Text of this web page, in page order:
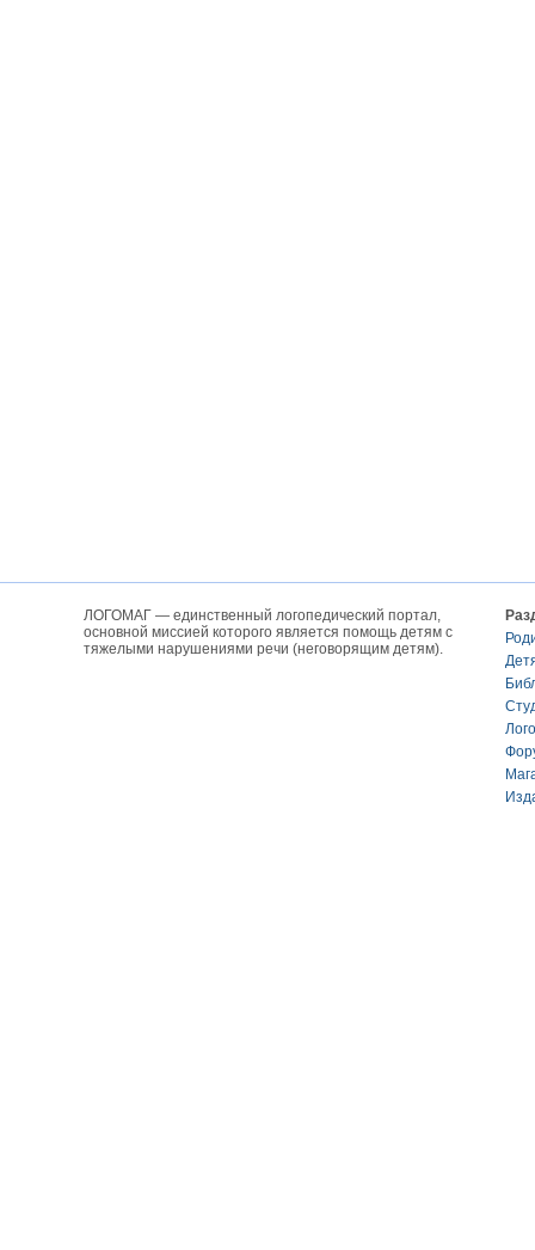
ЛОГОМАГ — единственный логопедический портал,
основной миссией которого является помощь детям с
тяжелыми нарушениями речи (неговорящим детям).